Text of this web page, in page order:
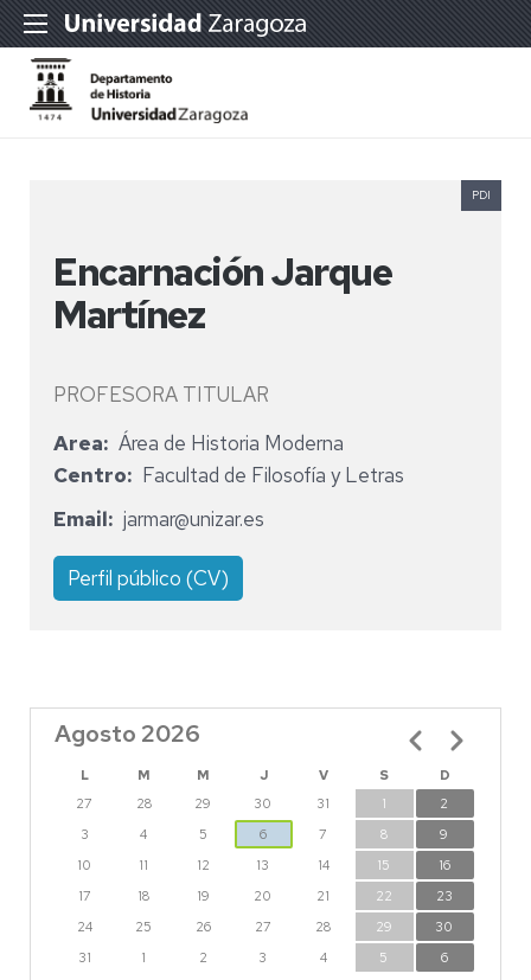
Encarnación Jarque
Martínez
PROFESORA TITULAR
PDI
Area
Área de Historia Moderna
Centro
Facultad de Filosofía y Letras
Email
jarmar@unizar.es
Perfil público (CV)
Agosto 2026
L M M J V S
D
27
28 29 30 31 1
2
3
4 5 6 7 8
9
10
11 12 13 14 15
16
17
18 19 20 21 22
23
24
25 26 27 28 29
30
31
1 2 3 4 5 6
Paginación